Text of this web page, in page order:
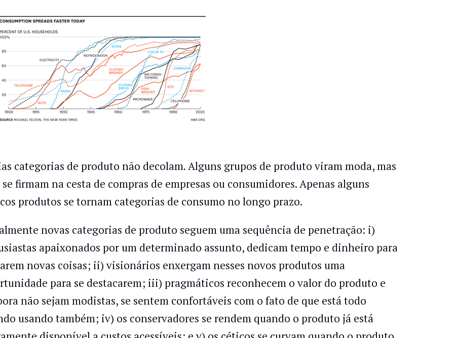
categorias de produto não decolam. Alguns grupos de produto viram moda, mas
firmam na cesta de compras de empresas ou consumidores. Apenas alguns
produtos se tornam categorias de consumo no longo prazo.
novas categorias de produto seguem uma sequência de penetração: i)
apaixonados por um determinado assunto, dedicam tempo e dinheiro para
novas coisas; ii) visionários enxergam nesses novos produtos uma
para se destacarem; iii) pragmáticos reconhecem o valor do produto e
não sejam modistas, se sentem confortáveis com o fato de que está todo
usando também; iv) os conservadores se rendem quando o produto já está